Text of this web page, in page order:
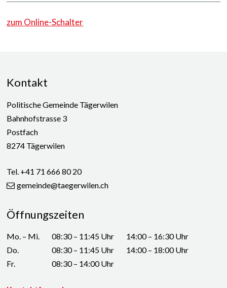
zum Online-Schalter
Footer
Kontakt
Politische Gemeinde Tägerwilen
Bahnhofstrasse 3
Postfach
8274 Tägerwilen
Tel. +41 71 666 80 20
gemeinde@taegerwilen.ch
Öffnungszeiten
WOCHENTAG VORMITTAG NACHMITTAG
Mo. – Mi. 08:30 – 11:45 Uhr
14:00 – 16:30 Uhr
Do.
08:30 – 11:45 Uhr
14:00 – 18:00 Uhr
Fr.
08:30 – 14:00 Uhr